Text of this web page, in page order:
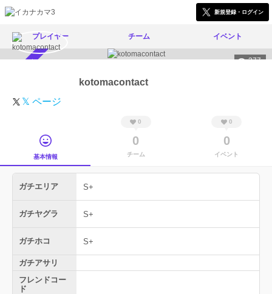
新規登録・ログイン
プレイヤー チーム イベント
377
kotomacontact
𝕏 ページ
基本情報
0
0
チーム
0
0
イベント
ガチエリア S+
ガチヤグラ S+
ガチホコ S+
ガチアサリ
フレンドコー
ド